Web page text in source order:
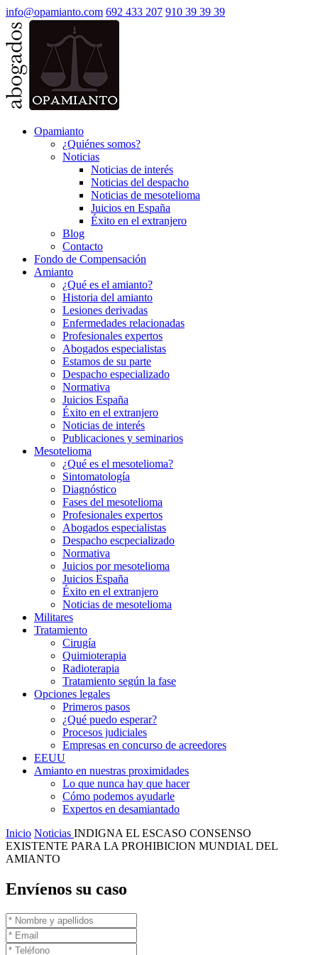
info@opamianto.com 692 433 207 910 39 39 39
Opamianto
¿Quiénes somos?
Noticias
Noticias de interés
Noticias del despacho
Noticias de mesotelioma
Juicios en España
Éxito en el extranjero
Blog
Contacto
Fondo de Compensación
Amianto
¿Qué es el amianto?
Historia del amianto
Lesiones derivadas
Enfermedades relacionadas
Profesionales expertos
Abogados especialistas
Estamos de su parte
Despacho especializado
Normativa
Juicios España
Éxito en el extranjero
Noticias de interés
Publicaciones y seminarios
Mesotelioma
¿Qué es el mesotelioma?
Sintomatología
Diagnóstico
Fases del mesotelioma
Profesionales expertos
Abogados especialistas
Despacho escpecializado
Normativa
Juicios por mesotelioma
Juicios España
Éxito en el extranjero
Noticias de mesotelioma
Militares
Tratamiento
Cirugía
Quimioterapia
Radioterapia
Tratamiento según la fase
Opciones legales
Primeros pasos
¿Qué puedo esperar?
Procesos judiciales
Empresas en concurso de acreedores
EEUU
Amianto en nuestras proximidades
Lo que nunca hay que hacer
Cómo podemos ayudarle
Expertos en desamiantado
Inicio Noticias INDIGNA EL ESCASO CONSENSO
EXISTENTE PARA LA PROHIBICION MUNDIAL DEL
AMIANTO
Envíenos su caso